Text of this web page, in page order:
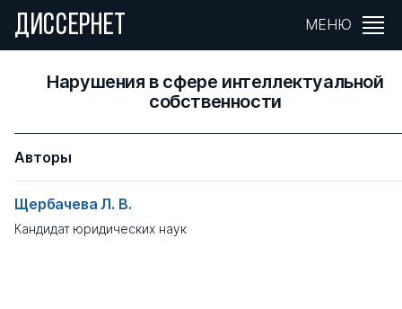
ДИССЕРНЕТ МЕНЮ
Нарушения в сфере интеллектуальной
собственности
Авторы
Щербачева Л. В.
Кандидат юридических наук